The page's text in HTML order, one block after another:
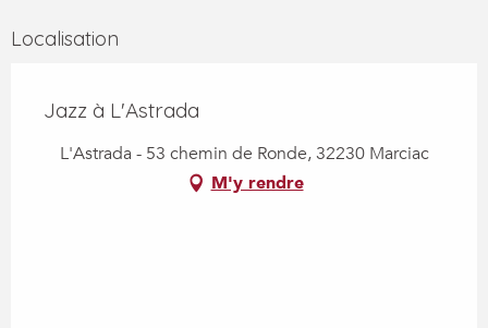
Localisation
Jazz à L'Astrada
L'Astrada - 53 chemin de Ronde, 32230 Marciac
M'y rendre